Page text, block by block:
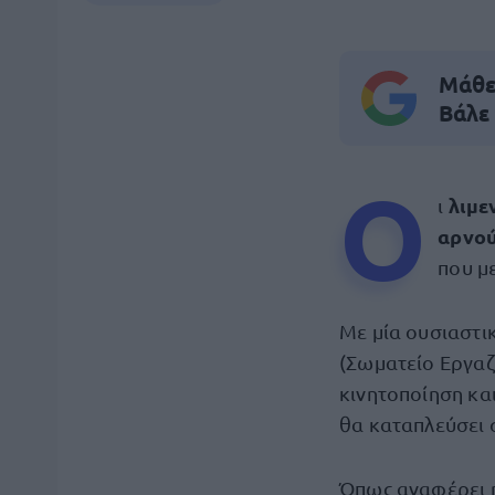
Μάθε
Ο ι
που
Με μία
(Σωματείο
κινητοποίηση
θα καταπλεύσει
Όπως αναφέρει